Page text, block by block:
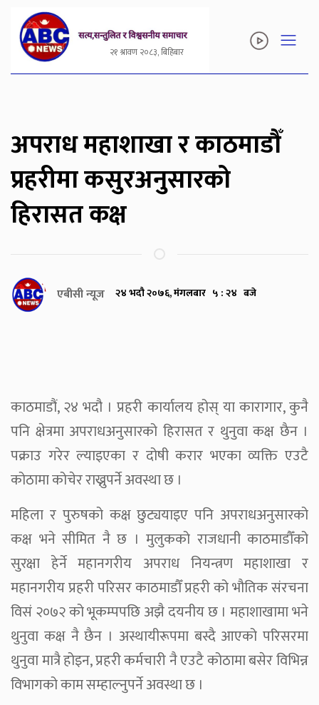
२१ श्रावण २०८३, बिहिबार
अपराध महाशाखा र काठमाडौँ
प्रहरीमा कसुरअनुसारको
हिरासत कक्ष
एबीसी न्यूज २४ भदौ २०७६, मंगलबार ५ : २४ बजे
काठमाडौं, २४ भदौ । प्रहरी कार्यालय होस् या कारागार, कुनै
पनि क्षेत्रमा अपराधअनुसारको हिरासत र थुनुवा कक्ष छैन ।
पक्राउ गरेर ल्याइएका र दोषी करार भएका व्यक्ति एउटै
कोठामा कोचेर राख्नुपर्ने अवस्था छ ।
महिला र पुरुषको कक्ष छुट्ययाइए पनि अपराधअनुसारको
कक्ष भने सीमित नै छ । मुलुकको राजधानी काठमाडौँको
सुरक्षा हेर्ने महानगरीय अपराध नियन्त्रण महाशाखा र
महानगरीय प्रहरी परिसर काठमाडौँ प्रहरी को भौतिक संरचना
विसं २०७२ को भूकम्पपछि अझै दयनीय छ । महाशाखामा भने
थुनुवा कक्ष नै छैन । अस्थायीरूपमा बस्दै आएको परिसरमा
थुनुवा मात्रै होइन, प्रहरी कर्मचारी नै एउटै कोठामा बसेर विभिन्न
विभागको काम सम्हाल्नुपर्ने अवस्था छ ।